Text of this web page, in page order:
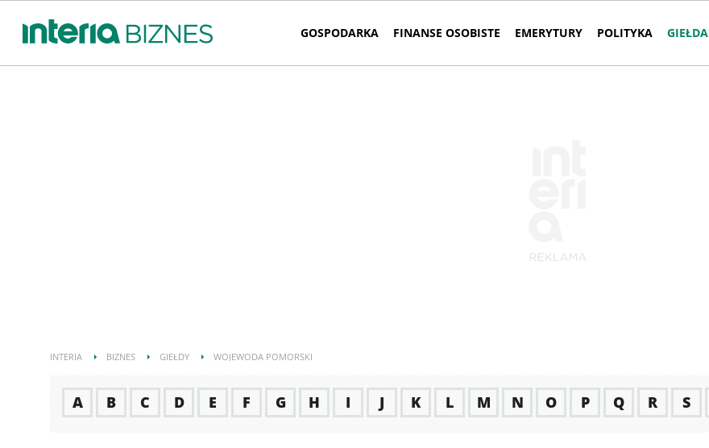
GOSPODARKA FINANSE OSOBISTE EMERYTURY POLITYKA GIEŁDA
INTERIA BIZNES GIEŁDY WOJEWODA POMORSKI
A B C D E F G H I J K L M N O P Q R S